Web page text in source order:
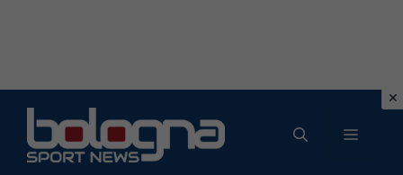
contenuto
MENU